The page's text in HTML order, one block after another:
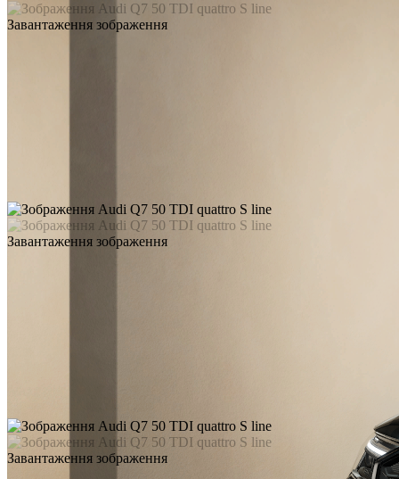
Завантаження зображення
Завантаження зображення
Завантаження зображення